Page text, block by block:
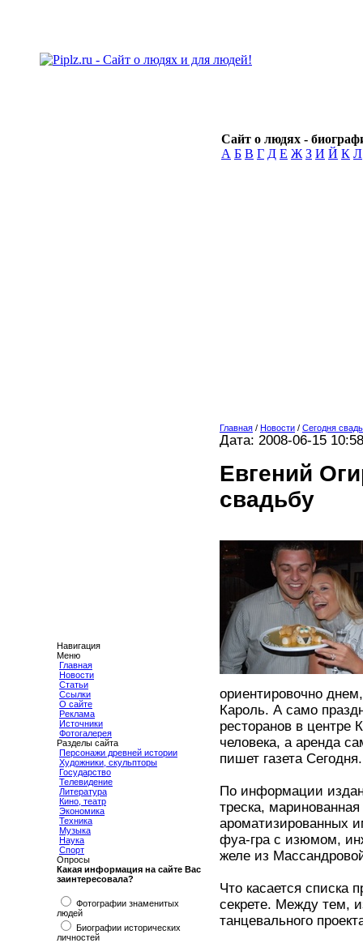
Сайт о людях -
А Б В Г Д Е Ж З И Й К Л
Навигация
Меню
Главная
Новости
Статьи
Ссылки
О сайте
Реклама
Источники
Фотогалерея
Разделы сайта
Персонажи древней истории
Художники, скульпторы
Государство
Телевидение
Литература
Кино, театр
Экономика
Техника
Музыка
Наука
Спорт
Опросы
Какая информация на сайте Вас
заинтересовала?
Фотографии знаменитых
людей
Биографии исторических
личностей
Главная / Новости / Сегодня
Дата: 2008-06-15 10:58
Евгений
свадьбу
ориентировочно
Кароль. А само
ресторанов в центре
человека, а аренда
пишет газета Сегодня.
По информации
треска,
ароматизированных
фуа-гра с изюмом,
желе из
Что касается списка
секрете. Между тем,
танцевального